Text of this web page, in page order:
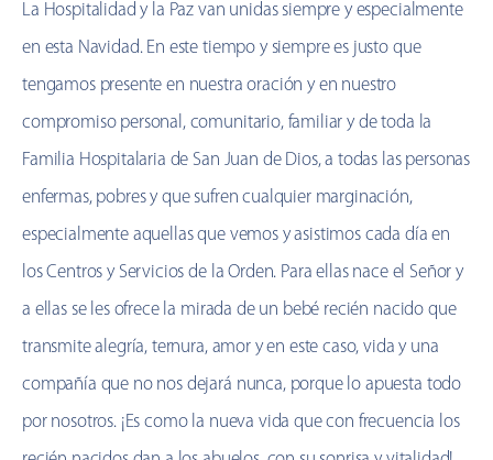
La Hospitalidad y la Paz van unidas siempre y especialmente
en esta Navidad. En este tiempo y siempre es justo que
tengamos presente en nuestra oración y en nuestro
compromiso personal, comunitario, familiar y de toda la
Familia Hospitalaria de San Juan de Dios, a todas las personas
enfermas, pobres y que sufren cualquier marginación,
especialmente aquellas que vemos y asistimos cada día en
los Centros y Servicios de la Orden. Para ellas nace el Señor y
a ellas se les ofrece la mirada de un bebé recién nacido que
transmite alegría, ternura, amor y en este caso, vida y una
compañía que no nos dejará nunca, porque lo apuesta todo
por nosotros. ¡Es como la nueva vida que con frecuencia los